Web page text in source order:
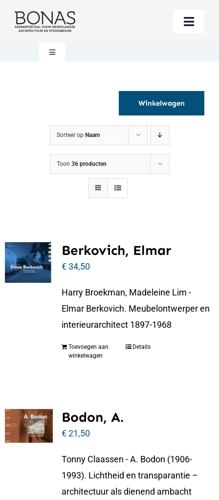
naar
Toggle
Berichten
Steun BONAS
Toggle
Winkelwagen
Sorteer op Naam
Toon 36 producten
Berkovich, Elmar
€34,50
Harry Broekman, Madeleine Lim -
Elmar Berkovich. Meubelontwerper en
interieurarchitect 1897-1968
Toevoegen aan
winkelwagen
Details
Bodon, A.
€21,50
Tonny Claassen - A. Bodon (1906-
1993). Lichtheid en transparantie –
architectuur als dienend ambacht